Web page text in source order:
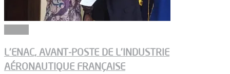
L’ENAC, AVANT-POSTE DE L’INDUSTRIE
AÉRONAUTIQUE FRANÇAISE